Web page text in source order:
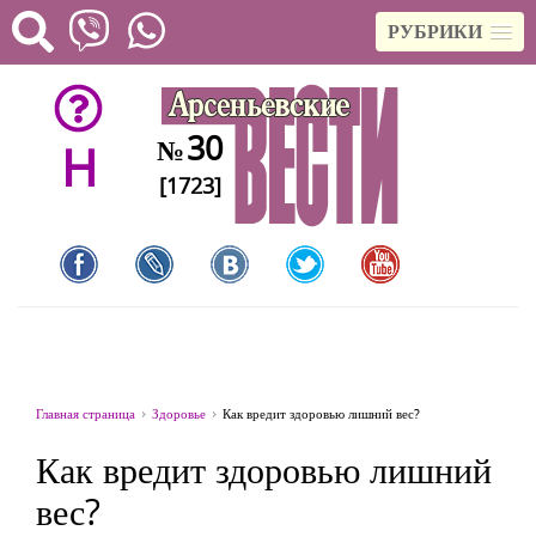
РУБРИКИ
H №30
[1723]
Главная страница Здоровье Как вредит здоровью лишний вес?
Как вредит здоровью лишний
вес?